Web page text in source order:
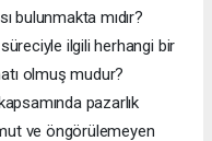
bulunmakta mıdır?
ilgili herhangi bir
olmuş mudur?
pazarlık
ve öngörülemeyen